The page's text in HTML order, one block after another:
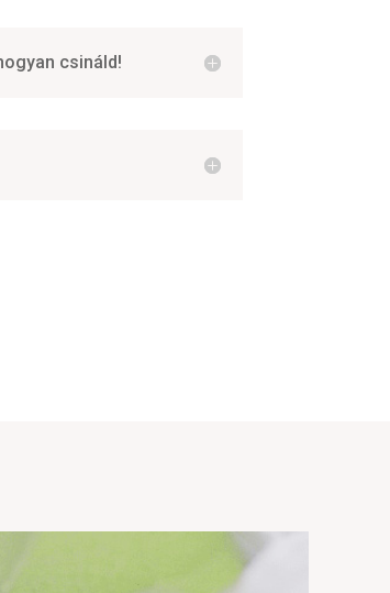
csináld!